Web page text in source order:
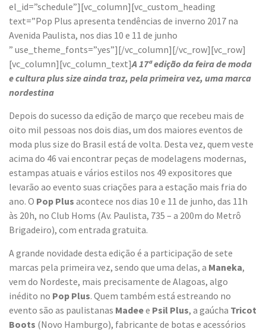
el_id=”schedule”][vc_column][vc_custom_heading
text=”Pop Plus apresenta tendências de inverno 2017 na
Avenida Paulista, nos dias 10 e 11 de junho
” use_theme_fonts=”yes”][/vc_column][/vc_row][vc_row]
[vc_column][vc_column_text]A 17ª edição da feira de moda
e cultura plus size ainda traz, pela primeira vez, uma marca
nordestina
Depois do sucesso da edição de março que recebeu mais de
oito mil pessoas nos dois dias, um dos maiores eventos de
moda plus size do Brasil está de volta. Desta vez, quem veste
acima do 46 vai encontrar peças de modelagens modernas,
estampas atuais e vários estilos nos 49 expositores que
levarão ao evento suas criações para a estação mais fria do
ano. O Pop Plus acontece nos dias 10 e 11 de junho, das 11h
às 20h, no Club Homs (Av. Paulista, 735 – a 200m do Metrô
Brigadeiro), com entrada gratuita.
A grande novidade desta edição é a participação de sete
marcas pela primeira vez, sendo que uma delas, a Maneka,
vem do Nordeste, mais precisamente de Alagoas, algo
inédito no Pop Plus. Quem também está estreando no
evento são as paulistanas Madeee Psil Plus, a gaúcha Tricot
Boots (Novo Hamburgo), fabricante de botas e acessórios